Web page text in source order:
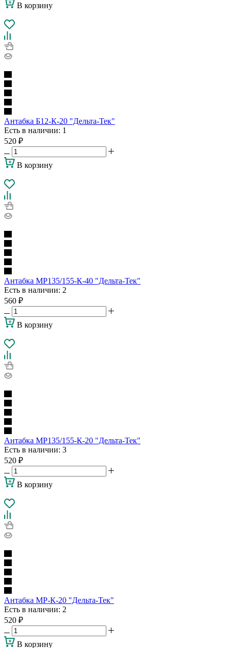
В корзину
Антабка Б12-К-20 "Дельта-Тек"
Есть в наличии: 1
520 ₽
В корзину
Антабка МР135/155-К-40 "Дельта-Тек"
Есть в наличии: 2
560 ₽
В корзину
Антабка МР135/155-К-20 "Дельта-Тек"
Есть в наличии: 3
520 ₽
В корзину
Антабка МР-К-20 "Дельта-Тек"
Есть в наличии: 2
520 ₽
В корзину